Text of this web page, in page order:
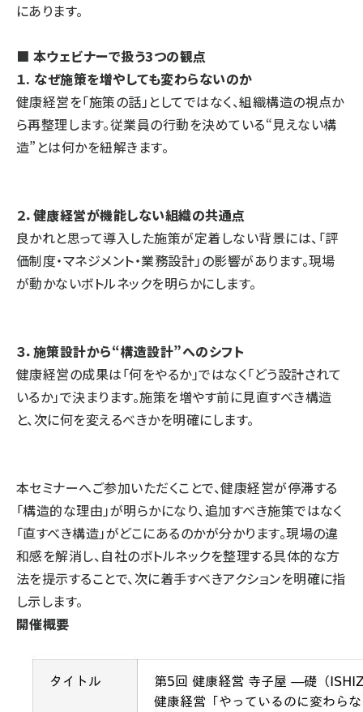
にあります。
■ 本ウェビナーで扱う3つの観点
１. なぜ施策を増やしても変わらないのか
健康経営を「施策の話」としてではなく、組織構造の視点か
ら再整理します。従業員の行動を決めている“見えない構
造”とは何かを紐解きます。
２．健康経営が機能しない組織の共通点
良かれと思って導入した施策が定着しない背景には、「評
価制度・マネジメント・業務設計」の影響があります。現場
が動かないボトルネックを明らかにします。
３．施策設計から“構造設計”へのシフト
健康経営の成果は「何をやるか」ではなく「どう設計されて
いるか」で決まります。施策を増やす前に見直すべき構造
と、次に何を変えるべきかを明確にします。
本セミナーへご参加いただくことで、健康経営が停滞する
「構造的な理由」が明らかになり、追加すべき施策ではなく
「直すべき構造」がどこにあるのかが分かります。現場の違
和感を解消し、自社のボトルネックを整理する具体的な方
法を提示することで、次に着手すべきアクションを明確に指
し示します。
開催概要